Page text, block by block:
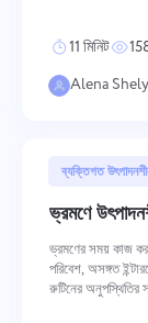
11 মিনিট
Alena
ব্যক্তিগত
ভ্রমণে
ভ্রমণের সময় কাজ করা
পরিবেশ, অসঙ্গত
রুটিনের অনুপস্থিতির